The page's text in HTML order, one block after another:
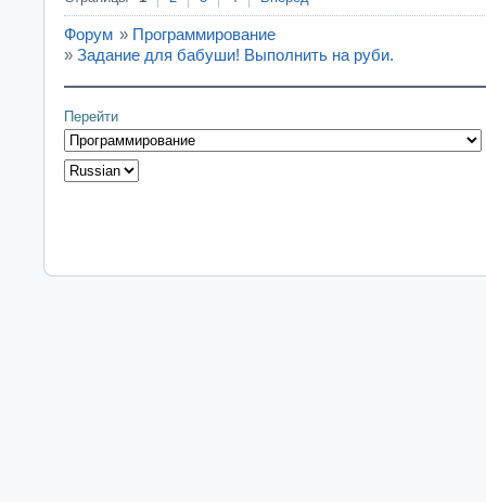
Форум » Программирование
» Задание для бабуши! Выполнить на руби.
Перейти